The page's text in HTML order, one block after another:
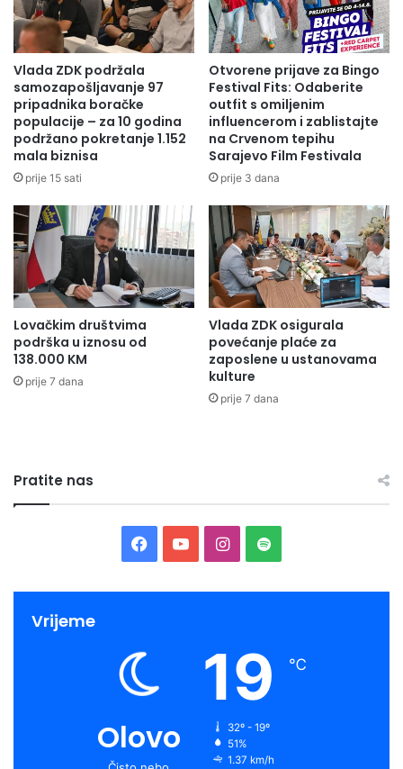
Radio Olovo/A.M
Vlada ZDK podržala
samozapošljavanje 97
pripadnika boračke
populacije – za 10 godina
podržano pokretanje 1.152
mala biznisa
prije 15 sati
Otvorene prijave za Bingo
Festival Fits: Odaberite
outfit s omiljenim
influencerom i zablistajte
na Crvenom tepihu
Sarajevo Film Festivala
prije 3 dana
Lovačkim društvima
podrška u iznosu od
138.000 KM
prije 7 dana
Vlada ZDK osigurala
povećanje plaće za
zaposlene u ustanovama
kulture
prije 7 dana
Pratite nas
Facebook
YouTubeInstagram
Spotify
Vrijeme
Olovo
19 ℃
32º - 19º
51%
1.37 km/h